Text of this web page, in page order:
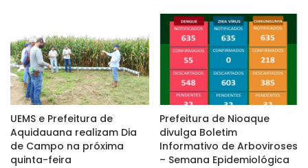
UEMS e Prefeitura de
Aquidauana realizam Dia
de Campo na próxima
quinta-feira
Prefeitura de Nioaque
divulga Boletim
Informativo de Arboviroses
– Semana Epidemiológica